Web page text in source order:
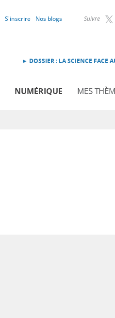
Suivre
S'inscrire Nos blogs
► DOSSIER : LA SCIENCE FACE
NUMÉRIQUE MES